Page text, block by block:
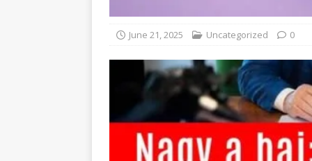
June 21, 2025 Uncategorized 0